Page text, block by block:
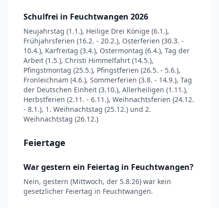
Schulfrei in Feuchtwangen 2026
Neujahrstag (1.1.), Heilige Drei Könige (6.1.),
Frühjahrsferien (16.2. - 20.2.), Osterferien (30.3. -
10.4.), Karfreitag (3.4.), Ostermontag (6.4.), Tag der
Arbeit (1.5.), Christi Himmelfahrt (14.5.),
Pfingstmontag (25.5.), Pfingstferien (26.5. - 5.6.),
Fronleichnam (4.6.), Sommerferien (3.8. - 14.9.), Tag
der Deutschen Einheit (3.10.), Allerheiligen (1.11.),
Herbstferien (2.11. - 6.11.), Weihnachtsferien (24.12.
- 8.1.), 1. Weihnachtstag (25.12.) und 2.
Weihnachtstag (26.12.)
Feiertage
War gestern ein Feiertag in Feuchtwangen?
Nein, gestern (Mittwoch, der 5.8.26) war kein
gesetzlicher Feiertag in Feuchtwangen.